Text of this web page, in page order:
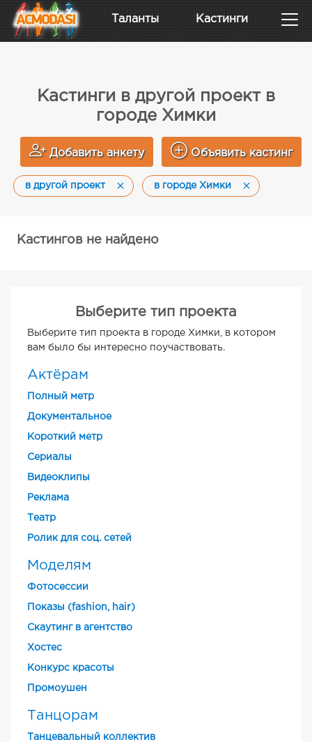
Таланты Кастинги
Кастинги в другой проект в
городе Химки
Добавить анкету Объявить кастинг
в другой проект в городе Химки
Кастингов не найдено
Выберите тип проекта
Выберите тип проекта в городе Химки, в котором
вам было бы интересно поучаствовать.
Актёрам
Полный метр
Документальное
Короткий метр
Cериалы
Видеоклипы
Реклама
Театр
Ролик для соц. сетей
Моделям
Фотосессии
Показы (fashion, hair)
Скаутинг в агентство
Хостес
Конкурс красоты
Промоушен
Танцорам
Танцевальный коллектив